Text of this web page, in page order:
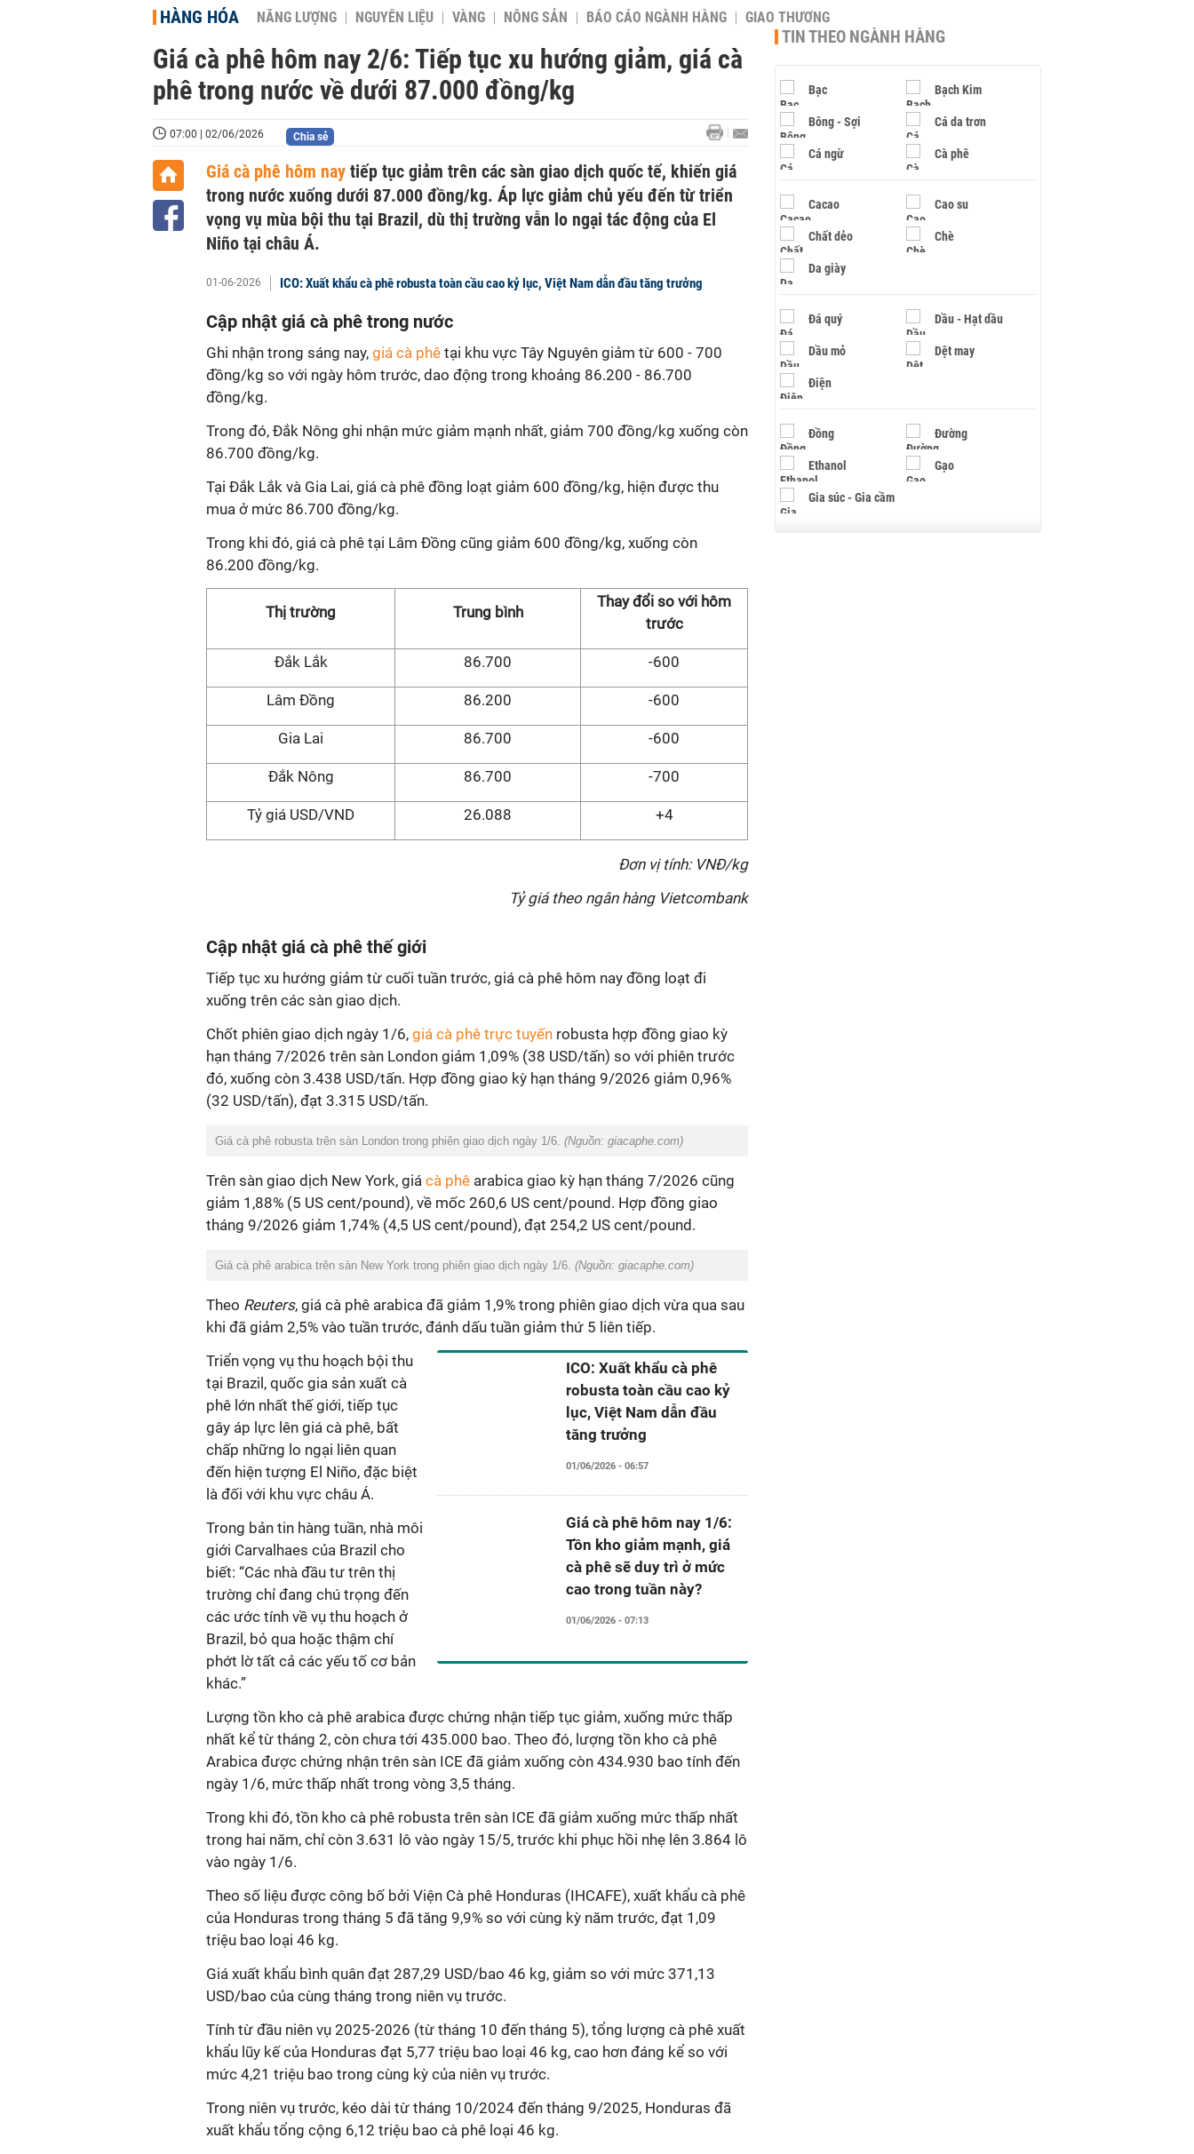
HÀNG HÓA NĂNG LƯỢNG NGUYÊN LIỆU VÀNG NÔNG SẢN BÁO CÁO NGÀNH HÀNG GIAO THƯƠNG
Giá cà phê hôm nay 2/6: Tiếp tục xu hướng giảm, giá cà
phê trong nước về dưới 87.000 đồng/kg
07:00 | 02/06/2026 Chia sẻ
Giá cà phê hôm nay tiếp tục giảm trên các sàn giao dịch quốc tế, khiến giá
trong nước xuống dưới 87.000 đồng/kg. Áp lực giảm chủ yếu đến từ triển
vọng vụ mùa bội thu tại Brazil, dù thị trường vẫn lo ngại tác động của El
Niño tại châu Á.
01-06-2026 ICO: Xuất khẩu cà phê robusta toàn cầu cao kỷ lục, Việt Nam dẫn đầu tăng trưởng
Cập nhật giá cà phê trong nước
Ghi nhận trong sáng nay, giá cà phê tại khu vực Tây Nguyên giảm từ 600 - 700
đồng/kg so với ngày hôm trước, dao động trong khoảng 86.200 - 86.700
đồng/kg.
Trong đó, Đắk Nông ghi nhận mức giảm mạnh nhất, giảm 700 đồng/kg xuống còn
86.700 đồng/kg.
Tại Đắk Lắk và Gia Lai, giá cà phê đồng loạt giảm 600 đồng/kg, hiện được thu
mua ở mức 86.700 đồng/kg.
Trong khi đó, giá cà phê tại Lâm Đồng cũng giảm 600 đồng/kg, xuống còn
86.200 đồng/kg.
Thị trường Trung bình
Thay đổi so với hôm
trước
Đắk Lắk 86.700 -600
Lâm Đồng 86.200 -600
Gia Lai 86.700 -600
Đắk Nông 86.700 -700
Tỷ giá USD/VND 26.088 +4
Đơn vị tính: VNĐ/kg
Tỷ giá theo ngân hàng Vietcombank
Cập nhật giá cà phê thế giới
Tiếp tục xu hướng giảm từ cuối tuần trước, giá cà phê hôm nay đồng loạt đi
xuống trên các sàn giao dịch.
Chốt phiên giao dịch ngày 1/6, giá cà phê trực tuyến robusta hợp đồng giao kỳ
hạn tháng 7/2026 trên sàn London giảm 1,09% (38 USD/tấn) so với phiên trước
đó, xuống còn 3.438 USD/tấn. Hợp đồng giao kỳ hạn tháng 9/2026 giảm 0,96%
(32 USD/tấn), đạt 3.315 USD/tấn.
Giá cà phê robusta trên sàn London trong phiên giao dịch ngày 1/6. (Nguồn: giacaphe.com)
Trên sàn giao dịch New York, giá cà phê arabica giao kỳ hạn tháng 7/2026 cũng
giảm 1,88% (5 US cent/pound), về mốc 260,6 US cent/pound. Hợp đồng giao
tháng 9/2026 giảm 1,74% (4,5 US cent/pound), đạt 254,2 US cent/pound.
Giá cà phê arabica trên sàn New York trong phiên giao dịch ngày 1/6. (Nguồn: giacaphe.com)
Theo Reuters, giá cà phê arabica đã giảm 1,9% trong phiên giao dịch vừa qua sau
khi đã giảm 2,5% vào tuần trước, đánh dấu tuần giảm thứ 5 liên tiếp.
ICO: Xuất khẩu cà phê
robusta toàn cầu cao kỷ
lục, Việt Nam dẫn đầu
tăng trưởng
01/06/2026 - 06:57
Giá cà phê hôm nay 1/6:
Tồn kho giảm mạnh, giá
cà phê sẽ duy trì ở mức
cao trong tuần này?
01/06/2026 - 07:13
Triển vọng vụ thu hoạch bội thu
tại Brazil, quốc gia sản xuất cà
phê lớn nhất thế giới, tiếp tục
gây áp lực lên giá cà phê, bất
chấp những lo ngại liên quan
đến hiện tượng El Niño, đặc biệt
là đối với khu vực châu Á.
Trong bản tin hàng tuần, nhà môi
giới Carvalhaes của Brazil cho
biết: “Các nhà đầu tư trên thị
trường chỉ đang chú trọng đến
các ước tính về vụ thu hoạch ở
Brazil, bỏ qua hoặc thậm chí
phớt lờ tất cả các yếu tố cơ bản
khác.”
Lượng tồn kho cà phê arabica được chứng nhận tiếp tục giảm, xuống mức thấp
nhất kể từ tháng 2, còn chưa tới 435.000 bao. Theo đó, lượng tồn kho cà phê
Arabica được chứng nhận trên sàn ICE đã giảm xuống còn 434.930 bao tính đến
ngày 1/6, mức thấp nhất trong vòng 3,5 tháng.
Trong khi đó, tồn kho cà phê robusta trên sàn ICE đã giảm xuống mức thấp nhất
trong hai năm, chỉ còn 3.631 lô vào ngày 15/5, trước khi phục hồi nhẹ lên 3.864 lô
vào ngày 1/6.
Theo số liệu được công bố bởi Viện Cà phê Honduras (IHCAFE), xuất khẩu cà phê
của Honduras trong tháng 5 đã tăng 9,9% so với cùng kỳ năm trước, đạt 1,09
triệu bao loại 46 kg.
Giá xuất khẩu bình quân đạt 287,29 USD/bao 46 kg, giảm so với mức 371,13
USD/bao của cùng tháng trong niên vụ trước.
Tính từ đầu niên vụ 2025-2026 (từ tháng 10 đến tháng 5), tổng lượng cà phê xuất
khẩu lũy kế của Honduras đạt 5,77 triệu bao loại 46 kg, cao hơn đáng kể so với
mức 4,21 triệu bao trong cùng kỳ của niên vụ trước.
Trong niên vụ trước, kéo dài từ tháng 10/2024 đến tháng 9/2025, Honduras đã
xuất khẩu tổng cộng 6,12 triệu bao cà phê loại 46 kg.
TIN THEO NGÀNH HÀNG
Bạc Bạch Kim
Bông - Sợi Cá da trơn
Cá ngừ Cà phê
Cacao Cao su
Chất dẻo Chè
Da giày
Đá quý Dầu - Hạt dầu
Dầu mỏ Dệt may
Điện
Đồng Đường
Ethanol Gạo
Gia súc - Gia cầm